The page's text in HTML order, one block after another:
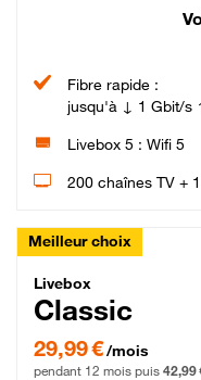
Fibre rapide :
jusqu'à ↓ 1 Gbit/s
Livebox 5 : Wifi 5
200 chaînes TV +
Meilleur choix
Livebox
Livebox
Classic
29,99 € par mois pendant
29,99 €/mois
pendant 12 mois puis 42,99